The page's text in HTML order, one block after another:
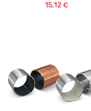
15,12 €